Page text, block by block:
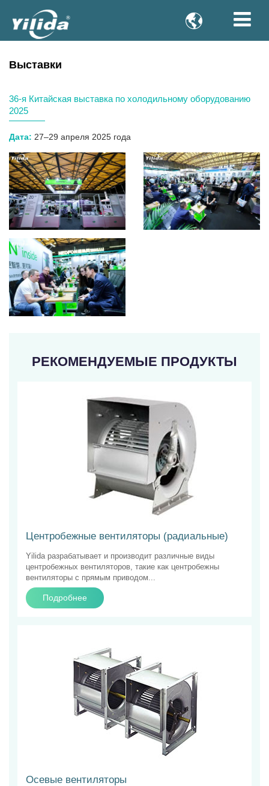

Выставки
36-я Китайская выставка по холодильному оборудованию
2025
Дата: 27–29 апреля 2025 года
РЕКОМЕНДУЕМЫЕ ПРОДУКТЫ
Центробежные вентиляторы (радиальные)
Yilida разрабатывает и производит различные виды
центробежных вентиляторов, такие как центробежны
вентиляторы с прямым приводом...
Подробнее
Осевые вентиляторы